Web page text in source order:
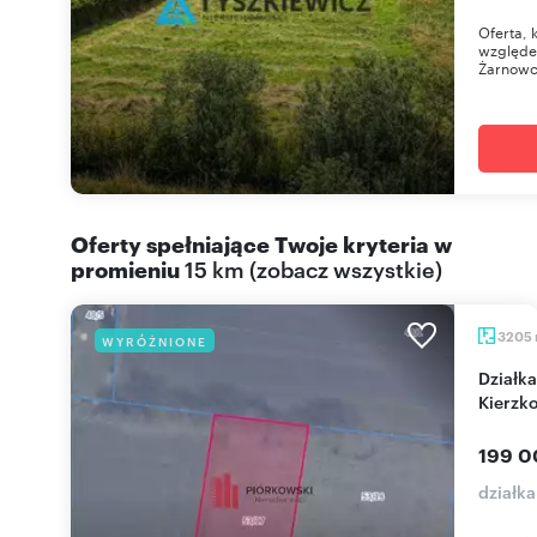
Oferta,
Oferty spełniające Twoje kryteria w
promieniu15 km (zobacz wszystkie)
WYRÓŻNIONE 3205
Działka z warunkami zabudowy 3205 m² w
199